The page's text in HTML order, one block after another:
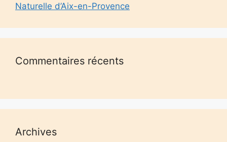
Naturelle d’Aix-en-Provence
Commentaires récents
Archives